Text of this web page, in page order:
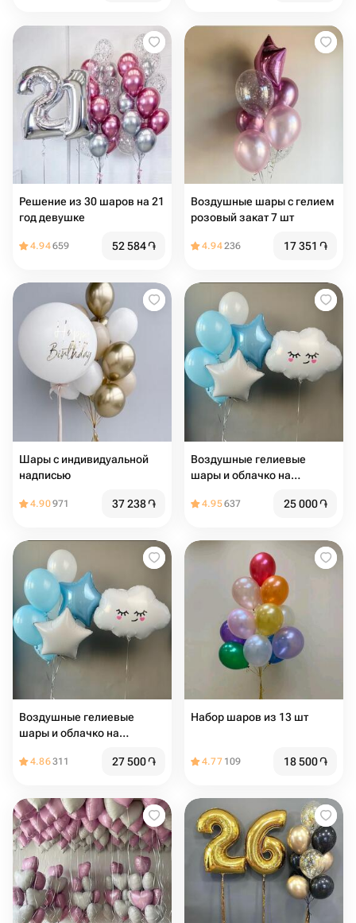
Решение из 30 шаров на 21
год девушке
4.94659 52 584֏
Воздушные шары с гелием
розовый закат 7 шт
4.94236 17 351 ֏
Шары с индивидуальной
надписью
4.90971 37 238֏
Воздушные гелиевые
шары и облачко на
голубые и белые
4.95637 25 000֏
Воздушные гелиевые
шары и облачко на
голубые и белые
4.86311 27 500֏
Набор шаров из 13 шт
4.77 109 18 500֏